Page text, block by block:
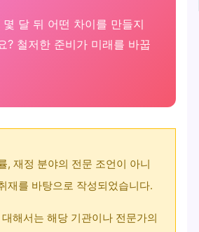
달 뒤 어떤 차이를 만들지
? 철저한 준비가 미래를 바꿉
, 재정 분야의 전문 조언이 아니
재를 바탕으로 작성되었습니다.
해서는 해당 기관이나 전문가의